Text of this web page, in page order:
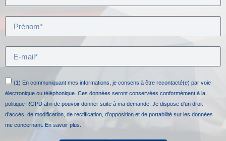
(1) En communiquant mes informations, je consens à être recontacté(e) par voie
électronique ou téléphonique. Ces données seront conservées conformément à la
politique RGPD afin de pouvoir donner suite à ma demande. Je dispose d’un droit
d’accès, de modification, de rectification, d’opposition et de portabilité sur les données
me concernant.
En savoir plus.